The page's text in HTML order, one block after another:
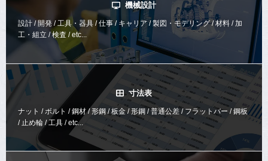
機械設計
設計 / 開発 / 工具・器具 / 仕事 / キャリア / 製図・モデリング / 材料 / 加
工・組立 / 検査 / etc...
寸法表
ナット / ボルト / 鋼材 / 形鋼 / 板金 / 形鋼 / 普通公差 / フラットバー / 鋼板
/ 止め輪 / 工具 / etc...